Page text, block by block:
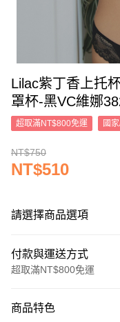
Lilac紫丁香上托
罩杯-黑VC維娜
超取滿NT$800免運 國
NT$750
NT$510
請選擇商品選項
付款與運送方式
超取滿NT$800免運
信用卡一次付款
商品特色